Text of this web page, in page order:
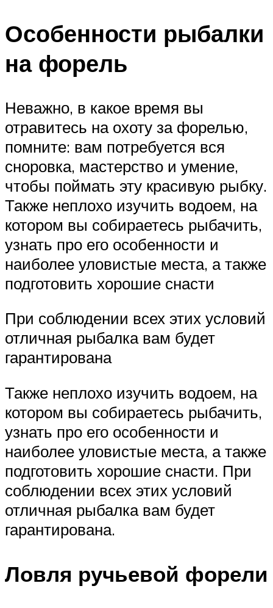
Особенности рыбалки
на форель
Неважно, в какое время вы
отравитесь на охоту за форелью,
помните: вам потребуется вся
сноровка, мастерство и умение,
чтобы поймать эту красивую рыбку.
Также неплохо изучить водоем, на
котором вы собираетесь рыбачить,
узнать про его особенности и
наиболее уловистые места, а также
подготовить хорошие снасти
При соблюдении всех этих условий
отличная рыбалка вам будет
гарантирована
Также неплохо изучить водоем, на
котором вы собираетесь рыбачить,
узнать про его особенности и
наиболее уловистые места, а также
подготовить хорошие снасти. При
соблюдении всех этих условий
отличная рыбалка вам будет
гарантирована.
Ловля ручьевой форели